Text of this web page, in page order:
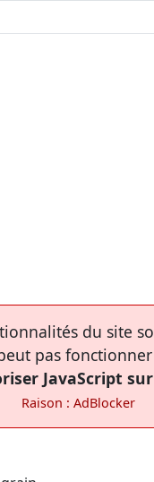
du site
pas
JavaScript
Raison : AdBlocker